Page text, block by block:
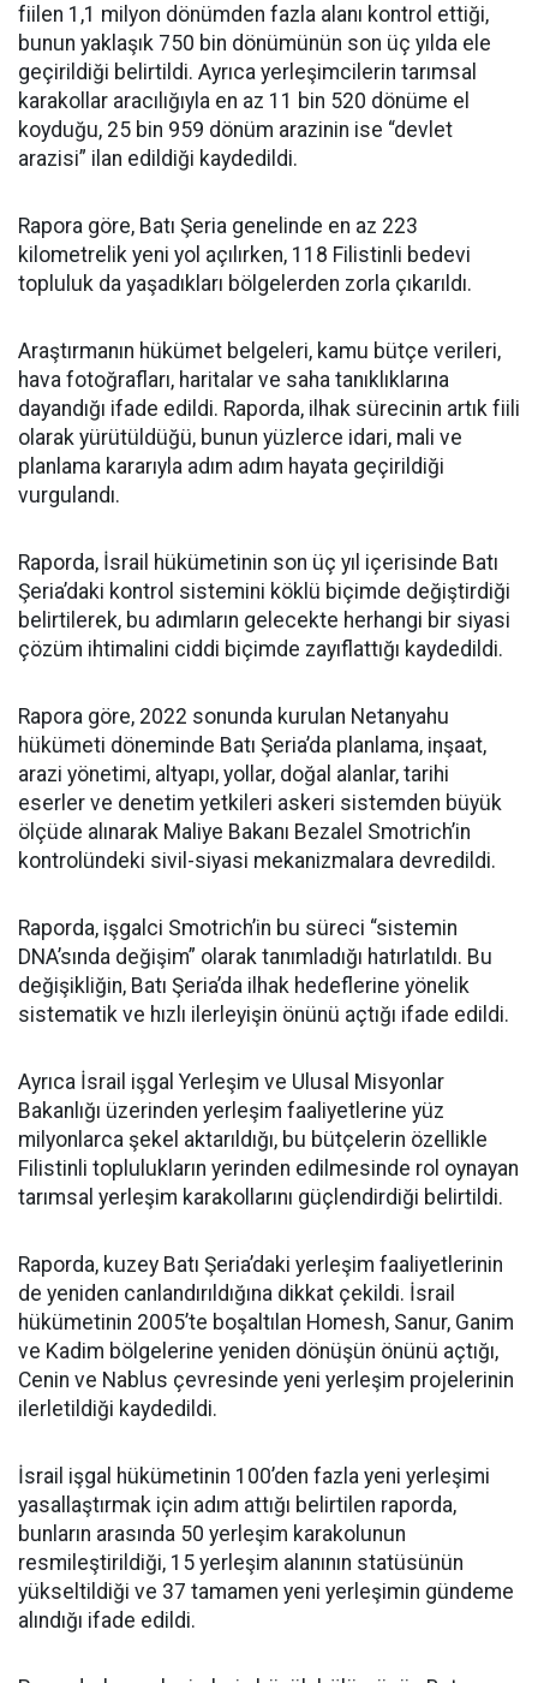
fiilen 1,1 milyon dönümden fazla alanı kontrol ettiği,
bunun yaklaşık 750 bin dönümünün son üç yılda ele
geçirildiği belirtildi. Ayrıca yerleşimcilerin tarımsal
karakollar aracılığıyla en az 11 bin 520 dönüme el
koyduğu, 25 bin 959 dönüm arazinin ise “devlet
arazisi” ilan edildiği kaydedildi.
Rapora göre, Batı Şeria genelinde en az 223
kilometrelik yeni yol açılırken, 118 Filistinli bedevi
topluluk da yaşadıkları bölgelerden zorla çıkarıldı.
Araştırmanın hükümet belgeleri, kamu bütçe verileri,
hava fotoğrafları, haritalar ve saha tanıklıklarına
dayandığı ifade edildi. Raporda, ilhak sürecinin artık fiili
olarak yürütüldüğü, bunun yüzlerce idari, mali ve
planlama kararıyla adım adım hayata geçirildiği
vurgulandı.
Raporda, İsrail hükümetinin son üç yıl içerisinde Batı
Şeria’daki kontrol sistemini köklü biçimde değiştirdiği
belirtilerek, bu adımların gelecekte herhangi bir siyasi
çözüm ihtimalini ciddi biçimde zayıflattığı kaydedildi.
Rapora göre, 2022 sonunda kurulan Netanyahu
hükümeti döneminde Batı Şeria’da planlama, inşaat,
arazi yönetimi, altyapı, yollar, doğal alanlar, tarihi
eserler ve denetim yetkileri askeri sistemden büyük
ölçüde alınarak Maliye Bakanı Bezalel Smotrich’in
kontrolündeki sivil-siyasi mekanizmalara devredildi.
Raporda, işgalci Smotrich’in bu süreci “sistemin
DNA’sında değişim” olarak tanımladığı hatırlatıldı. Bu
değişikliğin, Batı Şeria’da ilhak hedeflerine yönelik
sistematik ve hızlı ilerleyişin önünü açtığı ifade edildi.
Ayrıca İsrail işgal Yerleşim ve Ulusal Misyonlar
Bakanlığı üzerinden yerleşim faaliyetlerine yüz
milyonlarca şekel aktarıldığı, bu bütçelerin özellikle
Filistinli toplulukların yerinden edilmesinde rol oynayan
tarımsal yerleşim karakollarını güçlendirdiği belirtildi.
Raporda, kuzey Batı Şeria’daki yerleşim faaliyetlerinin
de yeniden canlandırıldığına dikkat çekildi. İsrail
hükümetinin 2005’te boşaltılan Homesh, Sanur, Ganim
ve Kadim bölgelerine yeniden dönüşün önünü açtığı,
Cenin ve Nablus çevresinde yeni yerleşim projelerinin
ilerletildiği kaydedildi.
İsrail işgal hükümetinin 100’den fazla yeni yerleşimi
yasallaştırmak için adım attığı belirtilen raporda,
bunların arasında 50 yerleşim karakolunun
resmileştirildiği, 15 yerleşim alanının statüsünün
yükseltildiği ve 37 tamamen yeni yerleşimin gündeme
alındığı ifade edildi.